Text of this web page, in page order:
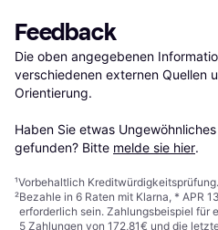
Feedback
Die oben angegebenen
verschiedenen externen Quellen
Orientierung.
Haben Sie etwas
gefunden? Bitte melde sie hier.
¹Vorbehaltlich Kreditwürdigkeitsprüfung.
²Bezahle in 6 Raten mit Klarna, * APR
erforderlich sein. Zahlungsbeispiel für
5 Zahlungen von 172,81€ und die